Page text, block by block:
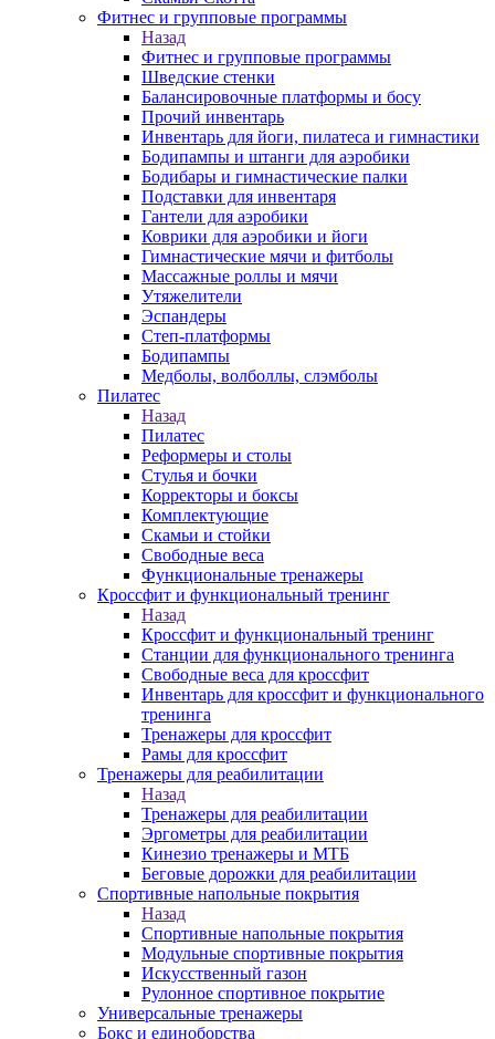
Фитнес и групповые программы
Назад
Фитнес и групповые программы
Шведские стенки
Балансировочные платформы и босу
Прочий инвентарь
Инвентарь для йоги, пилатеса и гимнастики
Бодипампы и штанги для аэробики
Бодибары и гимнастические палки
Подставки для инвентаря
Гантели для аэробики
Коврики для аэробики и йоги
Гимнастические мячи и фитболы
Массажные роллы и мячи
Утяжелители
Эспандеры
Степ-платформы
Бодипампы
Медболы, волболлы, слэмболы
Пилатес
Назад
Пилатес
Реформеры и столы
Стулья и бочки
Корректоры и боксы
Комплектующие
Скамьи и стойки
Свободные веса
Функциональные тренажеры
Кроссфит и функциональный тренинг
Назад
Кроссфит и функциональный тренинг
Станции для функционального тренинга
Свободные веса для кроссфит
Инвентарь для кроссфит и функционального
тренинга
Тренажеры для кроссфит
Рамы для кроссфит
Тренажеры для реабилитации
Назад
Тренажеры для реабилитации
Эргометры для реабилитации
Кинезио тренажеры и МТБ
Беговые дорожки для реабилитации
Спортивные напольные покрытия
Назад
Спортивные напольные покрытия
Модульные спортивные покрытия
Искусственный газон
Рулонное спортивное покрытие
Универсальные тренажеры
Бокс и единоборства